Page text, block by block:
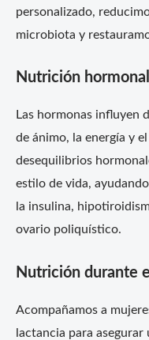
personalizado,
microbiota y
Nutrición
Las hormonas influyen
de ánimo, la energía y
desequilibrios
estilo de vida,
la insulina,
ovario poliquístico.
Nutrición durante
Acompañamos a
lactancia para